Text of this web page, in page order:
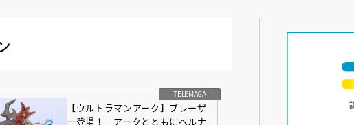
TELEMAGA
【ウルトラマンアーク】ブレーザ
ー登場！ アークとともにヘルナ